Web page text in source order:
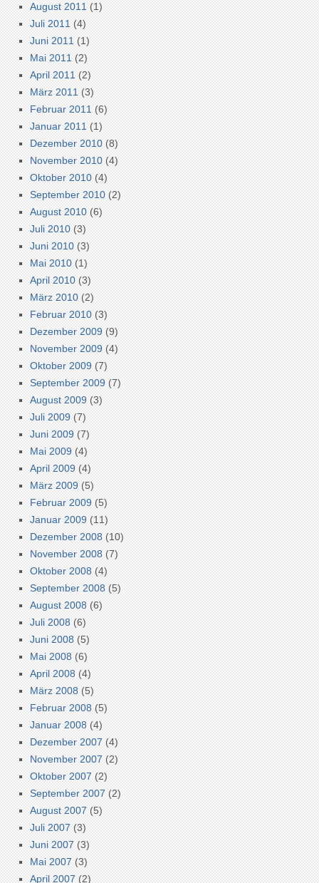
August 2011 (1)
Juli 2011 (4)
Juni 2011 (1)
Mai 2011 (2)
April 2011 (2)
März 2011 (3)
Februar 2011 (6)
Januar 2011 (1)
Dezember 2010 (8)
November 2010 (4)
Oktober 2010 (4)
September 2010 (2)
August 2010 (6)
Juli 2010 (3)
Juni 2010 (3)
Mai 2010 (1)
April 2010 (3)
März 2010 (2)
Februar 2010 (3)
Dezember 2009 (9)
November 2009 (4)
Oktober 2009 (7)
September 2009 (7)
August 2009 (3)
Juli 2009 (7)
Juni 2009 (7)
Mai 2009 (4)
April 2009 (4)
März 2009 (5)
Februar 2009 (5)
Januar 2009 (11)
Dezember 2008 (10)
November 2008 (7)
Oktober 2008 (4)
September 2008 (5)
August 2008 (6)
Juli 2008 (6)
Juni 2008 (5)
Mai 2008 (6)
April 2008 (4)
März 2008 (5)
Februar 2008 (5)
Januar 2008 (4)
Dezember 2007 (4)
November 2007 (2)
Oktober 2007 (2)
September 2007 (2)
August 2007 (5)
Juli 2007 (3)
Juni 2007 (3)
Mai 2007 (3)
April 2007 (2)